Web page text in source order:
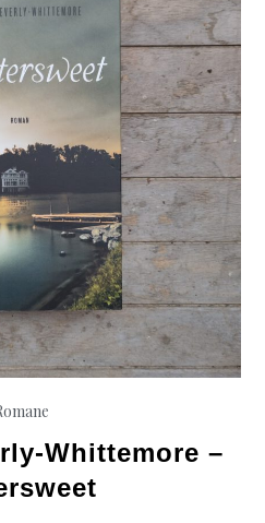
Whittemore –